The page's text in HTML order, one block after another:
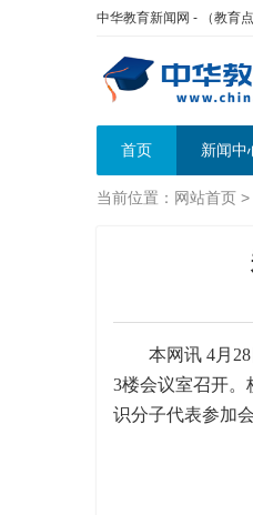
中华教育新闻网 - （教育
首页 新闻中
当前位置： 网站首页 >
本网讯 4月
3楼会议室召开
识分子代表参加会